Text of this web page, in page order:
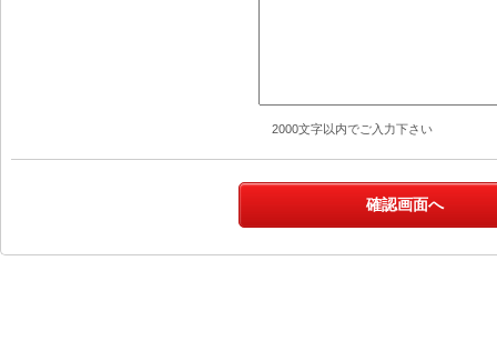
2000文字以内でご入力下さい